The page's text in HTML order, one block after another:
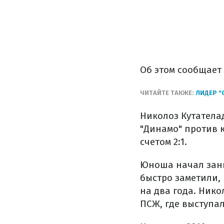
Об этом
ЧИТАЙТЕ ТАКЖЕ: ЛИДЕР
Николоз
"Динамо" против
счетом 2:1.
Юноша начал
быстро заметили,
на два года.
ПСЖ, где